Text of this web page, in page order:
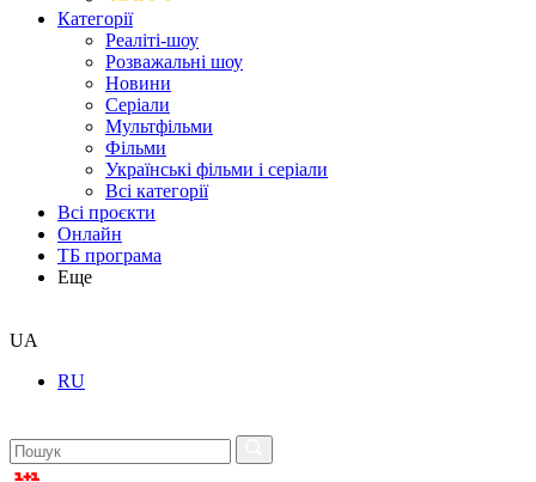
Категорії
Реаліті-шоу
Розважальні шоу
Новини
Серіали
Мультфільми
Фільми
Українські фільми і серіали
Всі категорії
Всі проєкти
Онлайн
ТБ програма
Еще
UA
RU